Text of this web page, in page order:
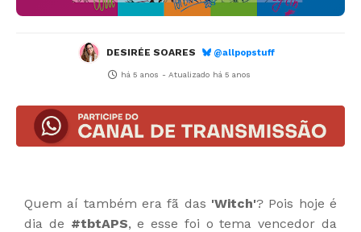
DESIRÉE SOARES @allpopstuff
há 5 anos - Atualizado há 5 anos
Quem aí também era fã das 'Witch'? Pois hoje é
dia de #tbtAPS, e esse foi o tema vencedor da